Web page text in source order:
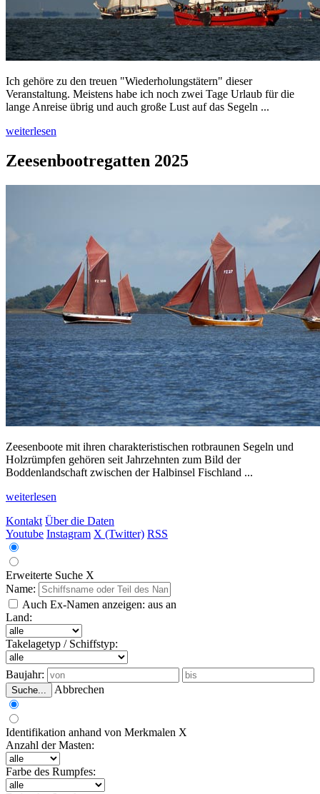
Ich gehöre zu den treuen "Wiederholungstätern" dieser
Veranstaltung. Meistens habe ich noch zwei Tage Urlaub für die
lange Anreise übrig und auch große Lust auf das Segeln ...
weiterlesen
Zeesenbootregatten 2025
Zeesenboote mit ihren charakteristischen rotbraunen Segeln und
Holzrümpfen gehören seit Jahrzehnten zum Bild der
Boddenlandschaft zwischen der Halbinsel Fischland ...
weiterlesen
Kontakt Über die Daten
Youtube Instagram X (Twitter) RSS
Erweiterte Suche X
Name:
Auch Ex-Namen anzeigen: aus an
Land:
Takelagetyp / Schiffstyp:
Baujahr:
Suche... Abbrechen
Identifikation anhand von Merkmalen X
Anzahl der Masten:
Farbe des Rumpfes: